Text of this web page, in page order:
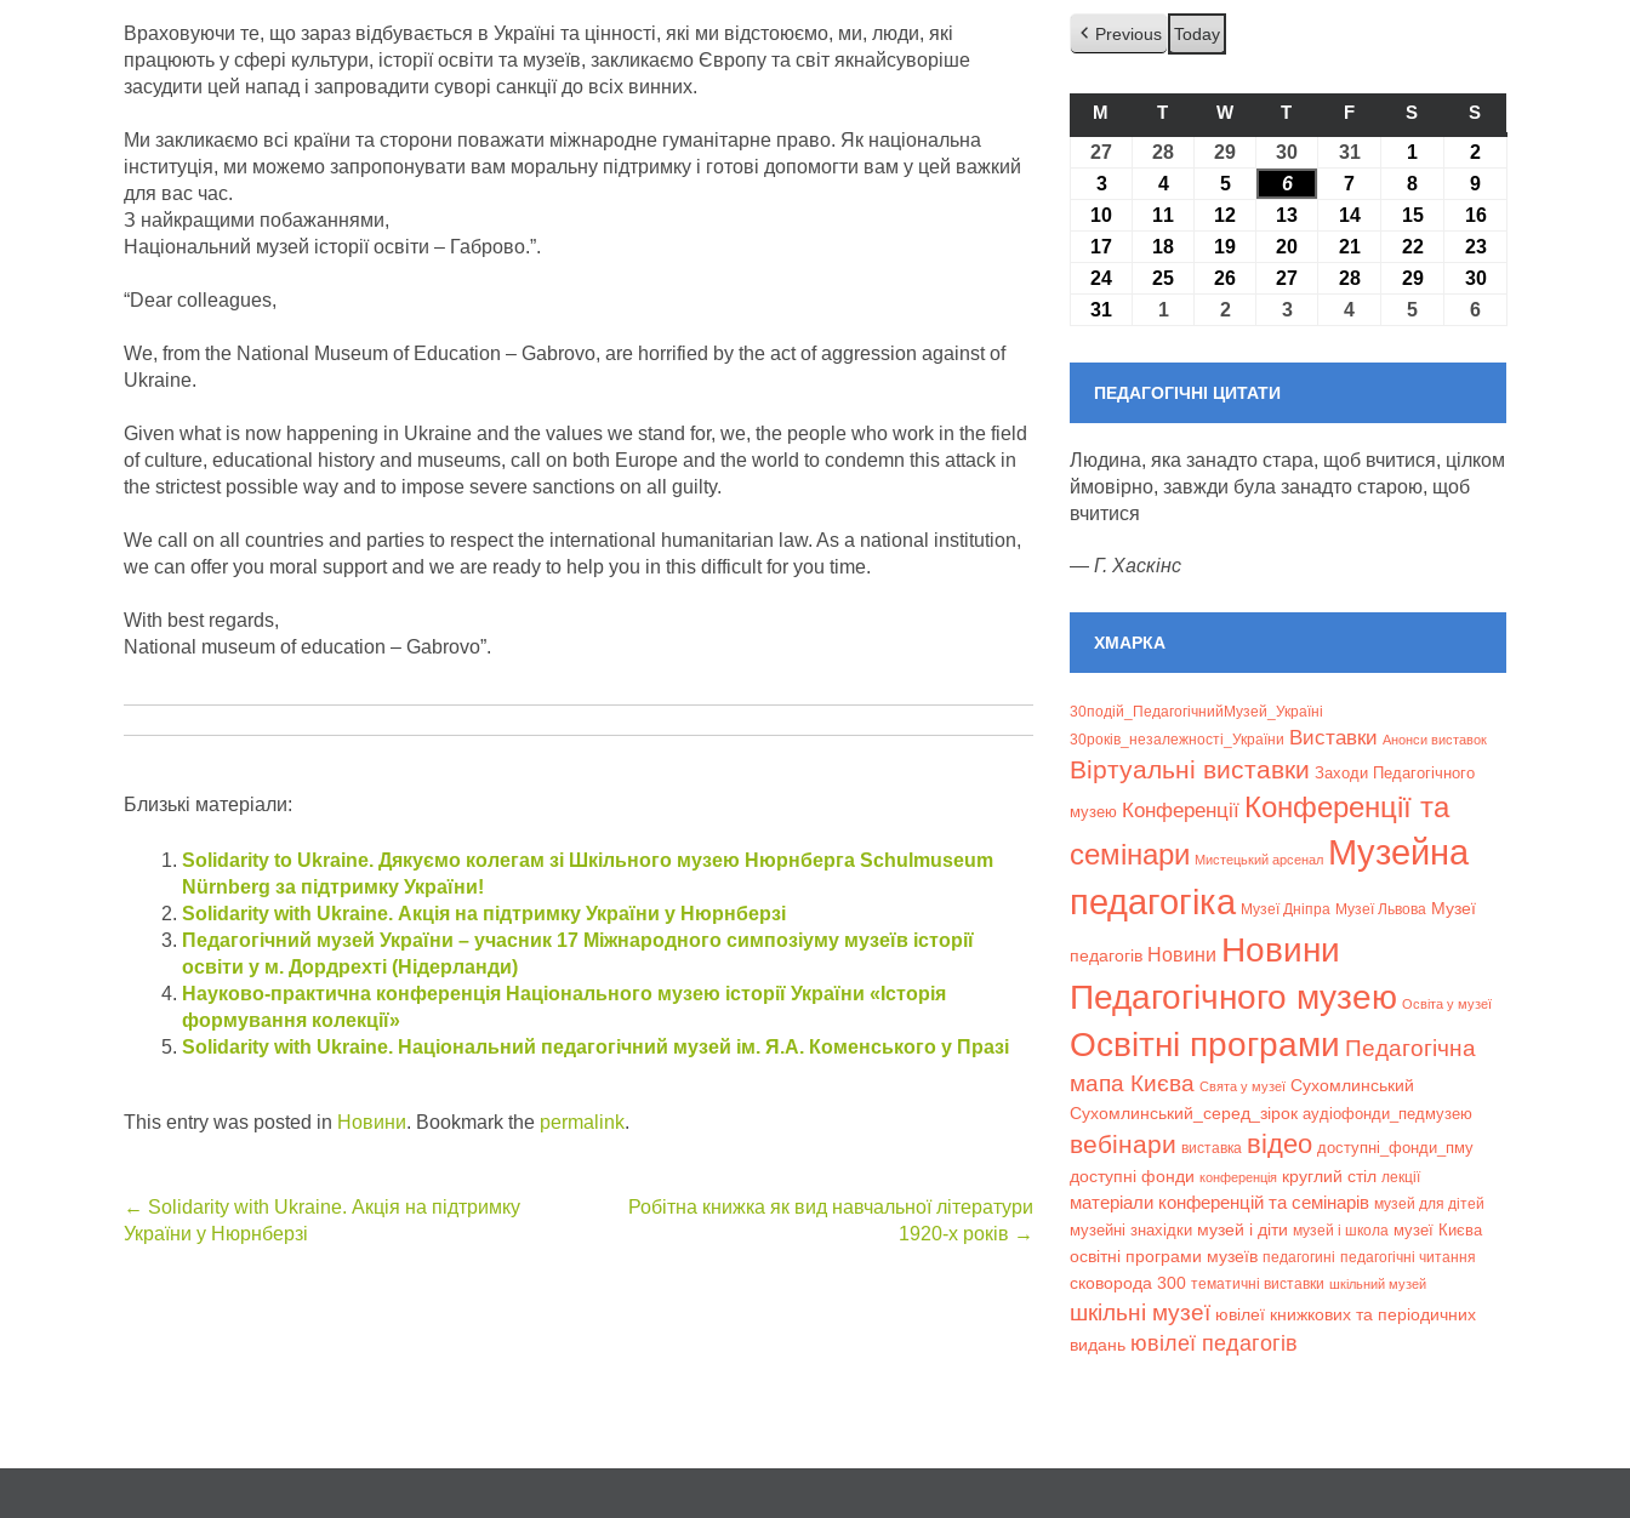
Враховуючи те, що зараз відбувається в Україні та цінності, які ми відстоюємо, ми, люди, які
працюють у сфері культури, історії освіти та музеїв, закликаємо Європу та світ якнайсуворіше
засудити цей напад і запровадити суворі санкції до всіх винних.
Ми закликаємо всі країни та сторони поважати міжнародне гуманітарне право. Як національна
інституція, ми можемо запропонувати вам моральну підтримку і готові допомогти вам у цей важкий
для вас час.
З найкращими побажаннями,
Національний музей історії освіти – Габрово.”.
“Dear colleagues,
We, from the National Museum of Education – Gabrovo, are horrified by the act of aggression against of
Ukraine.
Given what is now happening in Ukraine and the values ​​we stand for, we, the people who work in the field
of culture, educational history and museums, call on both Europe and the world to condemn this attack in
the strictest possible way and to impose severe sanctions on all guilty.
We call on all countries and parties to respect the international humanitarian law. As a national institution,
we can offer you moral support and we are ready to help you in this difficult for you time.
With best regards,
National museum of education – Gabrovo”.
Близькі матеріали:
Solidarity to Ukraine. Дякуємо колегам зі Шкільного музею Нюрнберга Schulmuseum
Nürnberg за підтримку України!
Solidarity with Ukraine. Акція на підтримку України у Нюрнберзі
Педагогічний музей України – учасник 17 Міжнародного симпозіуму музеїв історії
освіти у м. Дордрехті (Нідерланди)
Науково-практична конференція Національного музею історії України «Історія
формування колекції»
Solidarity with Ukraine. Національний педагогічний музей ім. Я.А. Коменського у Празі
This entry was posted in Новини. Bookmark the permalink.
Post
← Solidarity with Ukraine. Акція на підтримку
України у Нюрнберзі
Робітна книжка як вид навчальної літератури
1920-х років →
Previous Today
M ПОНЕДІЛОК
T ВІВТОРОК
WСЕРЕДА
T ЧЕТВЕР
FП’ЯТНИЦЯ
S СУБОТА
S
27 27.07.2026
28 28.07.2026
29 29.07.2026
30 30.07.2026
3131.07.2026
1 01.08.2026
2
303.08.2026
404.08.2026
505.08.2026
606.08.2026
7 07.08.2026
8 08.08.2026
9
10 10.08.2026
11 11.08.2026
12 12.08.2026
13 13.08.2026
1414.08.2026
1515.08.2026
1616.08.2026
17 17.08.2026
18 18.08.2026
19 19.08.2026
20 20.08.2026
2121.08.2026
2222.08.2026
2323.08.2026
24 24.08.2026
25 25.08.2026
26 26.08.2026
27 27.08.2026
2828.08.2026
2929.08.2026
3030.08.2026
31 31.08.2026
101.09.2026
202.09.2026
303.09.2026
4 04.09.2026
5 05.09.2026
6
ПЕДАГОГІЧНІ ЦИТАТИ
Людина, яка занадто стара, щоб вчитися, цілком
ймовірно, завжди була занадто старою, щоб
вчитися
— Г. Хаскінс
ХМАРКА
30подій_ПедагогічнийМузей_Україні
30років_незалежності_України Bиставки Анонси виставок
Віртуальні виставки Заходи Педагогічного
музею Конференції Конференції та
семінари Мистецький арсенал Музейна
педагогіка Музеї Дніпра Музеї Львова Музеї
педагогів Новини Новини
Педагогічного музею Освіта у музеї
Освітні програми Педагогічна
мапа Києва Свята у музеї Сухомлинський
Сухомлинський_серед_зірок аудіофонди_педмузею
вебінари виставка відео доступні_фонди_пму
доступні фонди конференція круглий стіл лекції
матеріали конференцій та семінарів музей для дітей
музейні знахідки музей і діти музей і школа музеї Києва
освітні програми музеїв педагогині педагогічні читання
сковорода 300 тематичні виставки шкільний музей
шкільні музеї ювілеї книжкових та періодичних
видань ювілеї педагогів